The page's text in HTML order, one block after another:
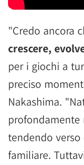
"Credo ancora
crescere,
per i giochi a
preciso
Nakashima.
profondamente
tendendo
familiare.